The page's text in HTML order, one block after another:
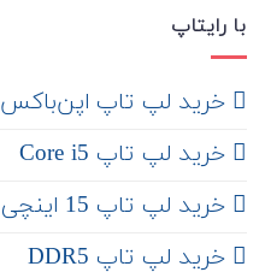
با رایتاپ
‌ خرید لپ تاپ اپن‌باکس
خرید لپ تاپ Core i5
‌‌ خرید لپ تاپ 15 اینچی
خرید لپ تاپ DDR5